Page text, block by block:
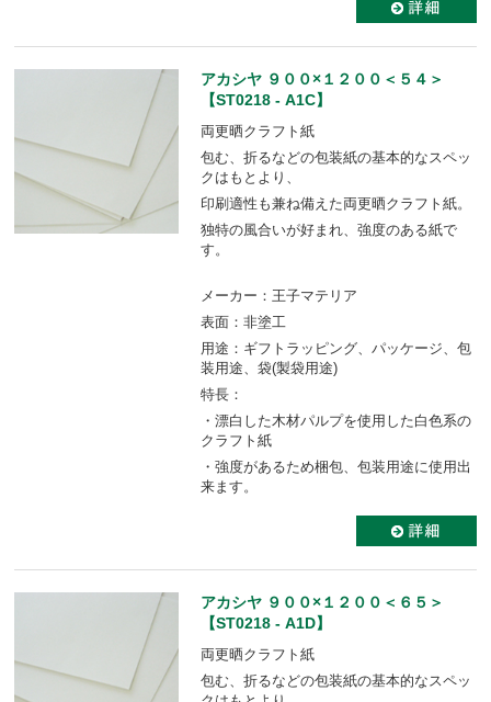
アカシヤ ９００×１２００＜５４＞
【ST0218 - A1C】
両更晒クラフト紙
包む、折るなどの包装紙の基本的なスペッ
クはもとより、
印刷適性も兼ね備えた両更晒クラフト紙。
独特の風合いが好まれ、強度のある紙で
す。
メーカー：王子マテリア
表面：非塗工
用途：ギフトラッピング、パッケージ、包
装用途、袋(製袋用途)
特長：
・漂白した木材パルプを使用した白色系の
クラフト紙
・強度があるため梱包、包装用途に使用出
来ます。
アカシヤ ９００×１２００＜６５＞
【ST0218 - A1D】
両更晒クラフト紙
包む、折るなどの包装紙の基本的なスペッ